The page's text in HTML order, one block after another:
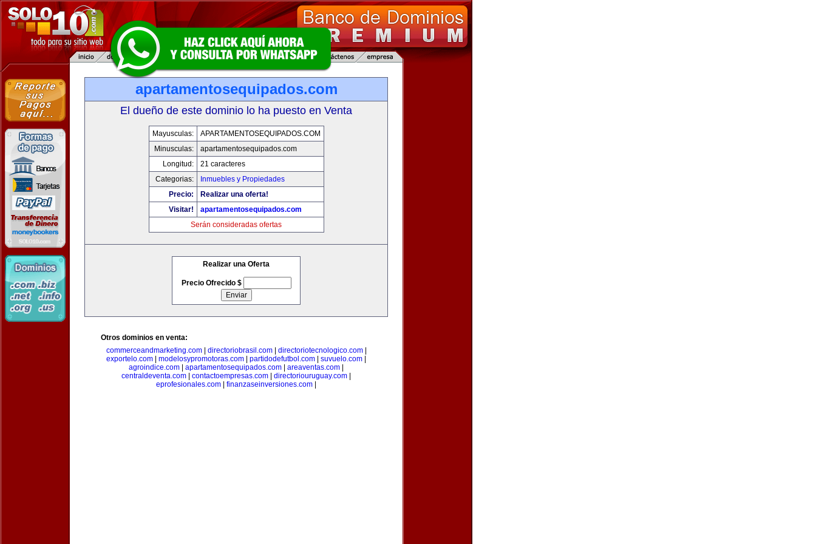
apartamentosequipados.com
El dueño de este dominio lo ha puesto en Venta
Mayusculas:
APARTAMENTOSEQUIPADOS.COM
Minusculas:
apartamentosequipados.com
Longitud:
21 caracteres
Categorias:
Inmuebles y Propiedades
Precio:
Realizar una oferta!
Visitar!
apartamentosequipados.com
Serán consideradas ofertas
Realizar una Oferta
Precio Ofrecido $
Otros dominios en venta:
commerceandmarketing.com| directoriobrasil.com| directoriotecnologico.com|
exportelo.com
modelosypromotoras.com partidodefutbol.com suvuelo.com
agroindice.com
apartamentosequipados.com areaventas.com
centraldeventa.com
contactoempresas.com directoriouruguay.com
eprofesionales.com
finanzaseinversiones.com